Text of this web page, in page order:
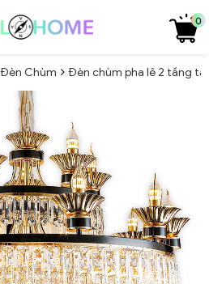
0
Đèn Chùm Đèn chùm pha lê 2 tầng